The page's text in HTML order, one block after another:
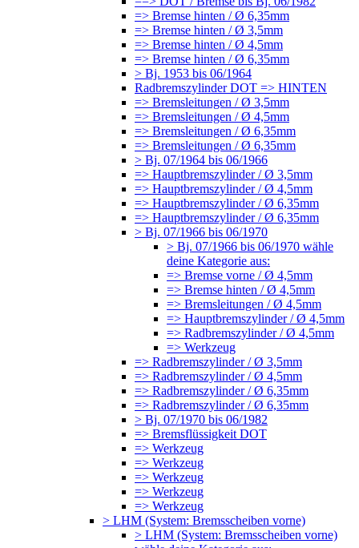
=> Bremse hinten / Ø 6,35mm
=> Bremse hinten / Ø 3,5mm
=> Bremse hinten / Ø 4,5mm
=> Bremse hinten / Ø 6,35mm
> Bj. 1953 bis 06/1964
Radbremszylinder DOT => HINTEN
=> Bremsleitungen / Ø 3,5mm
=> Bremsleitungen / Ø 4,5mm
=> Bremsleitungen / Ø 6,35mm
=> Bremsleitungen / Ø 6,35mm
> Bj. 07/1964 bis 06/1966
=> Hauptbremszylinder / Ø 3,5mm
=> Hauptbremszylinder / Ø 4,5mm
=> Hauptbremszylinder / Ø 6,35mm
=> Hauptbremszylinder / Ø 6,35mm
> Bj. 07/1966 bis 06/1970
> Bj. 07/1966 bis 06/1970 wähle
deine Kategorie aus:
=> Bremse vorne / Ø 4,5mm
=> Bremse hinten / Ø 4,5mm
=> Bremsleitungen / Ø 4,5mm
=> Hauptbremszylinder / Ø 4,5mm
=> Radbremszylinder / Ø 4,5mm
=> Werkzeug
=> Radbremszylinder / Ø 3,5mm
=> Radbremszylinder / Ø 4,5mm
=> Radbremszylinder / Ø 6,35mm
=> Radbremszylinder / Ø 6,35mm
> Bj. 07/1970 bis 06/1982
=> Bremsflüssigkeit DOT
=> Werkzeug
=> Werkzeug
=> Werkzeug
=> Werkzeug
=> Werkzeug
> LHM (System: Bremsscheiben vorne)
> LHM (System: Bremsscheiben vorne)